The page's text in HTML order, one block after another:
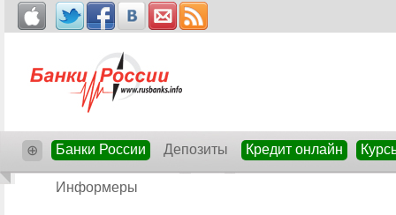
⊕ Банки России Депозиты Кредит онлайн
Информеры